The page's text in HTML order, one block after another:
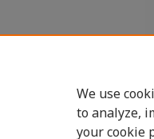
We use
to analyze,
your cookie